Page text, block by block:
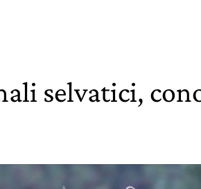
selvatici,